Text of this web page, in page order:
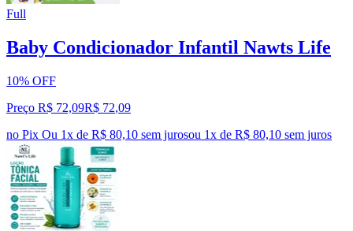
Full
Baby Condicionador Infantil Nawts Life
10% OFF
Preço R$ 72,09R$ 72,09
no Pix Ou 1x de R$ 80,10 sem jurosou 1x de R$ 80,10 sem juros